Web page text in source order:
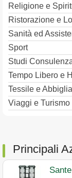
Religione e
Ristorazione e
Sanità ed
Sport
Studi
Tempo Libero e
Tessile e
Viaggi e Turismo
Principali